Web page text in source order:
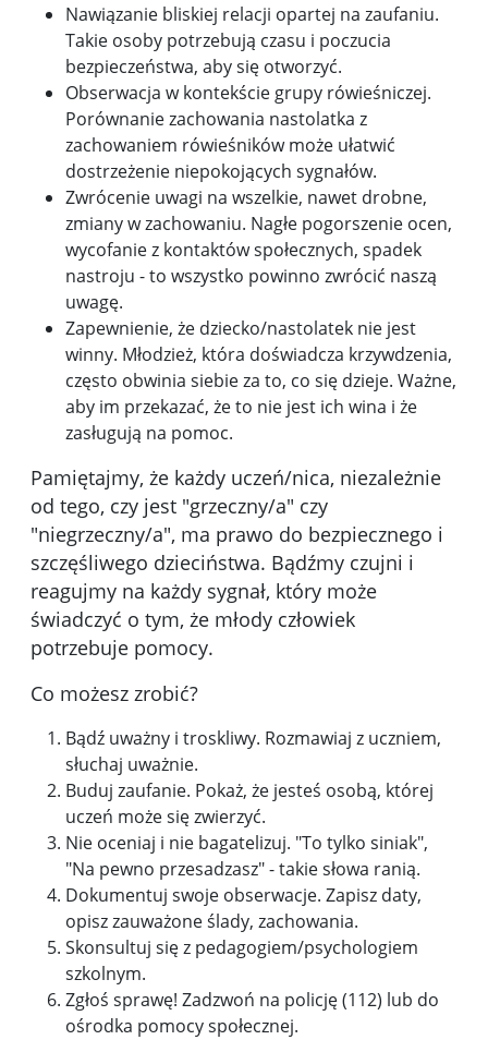
Nawiązanie bliskiej relacji opartej na zaufaniu.
Takie osoby potrzebują czasu i poczucia
bezpieczeństwa, aby się otworzyć.
Obserwacja w kontekście grupy rówieśniczej.
Porównanie zachowania nastolatka z
zachowaniem rówieśników może ułatwić
dostrzeżenie niepokojących sygnałów.
Zwrócenie uwagi na wszelkie, nawet drobne,
zmiany w zachowaniu. Nagłe pogorszenie ocen,
wycofanie z kontaktów społecznych, spadek
nastroju - to wszystko powinno zwrócić naszą
uwagę.
Zapewnienie, że dziecko/nastolatek nie jest
winny. Młodzież, która doświadcza krzywdzenia,
często obwinia siebie za to, co się dzieje. Ważne,
aby im przekazać, że to nie jest ich wina i że
zasługują na pomoc.
Pamiętajmy, że każdy uczeń/nica, niezależnie
od tego, czy jest "grzeczny/a" czy
"niegrzeczny/a", ma prawo do bezpiecznego i
szczęśliwego dzieciństwa. Bądźmy czujni i
reagujmy na każdy sygnał, który może
świadczyć o tym, że młody człowiek
potrzebuje pomocy.
Co możesz zrobić?
Bądź uważny i troskliwy. Rozmawiaj z uczniem,
słuchaj uważnie.
Buduj zaufanie. Pokaż, że jesteś osobą, której
uczeń może się zwierzyć.
Nie oceniaj i nie bagatelizuj. "To tylko siniak",
"Na pewno przesadzasz" - takie słowa ranią.
Dokumentuj swoje obserwacje. Zapisz daty,
opisz zauważone ślady, zachowania.
Skonsultuj się z pedagogiem/psychologiem
szkolnym.
Zgłoś sprawę! Zadzwoń na policję (112) lub do
ośrodka pomocy społecznej.